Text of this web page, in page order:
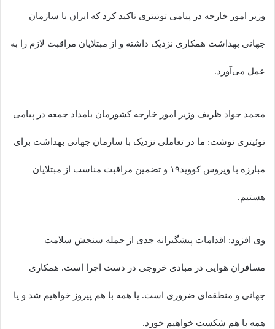
وزیر امور خارجه در پیامی توئیتری تاکید کرد که ایران با سازمان
جهانی بهداشت همکاری نزدیک داشته و از مبتلایان مراقبت لازم را به
عمل می‌آورد.
محمد جواد ظریف وزیر امور خارجه کشورمان بامداد جمعه در پیامی
توئیتری نوشت: ما در تعاملی نزدیک با سازمان جهانی بهداشت برای
مبارزه با ویروس کووید۱۹ و تضمین مراقبت مناسب از مبتلایان
هستیم.
وی افزود: اقدامات پیشگیرانه جدی از جمله سنجش سلامت
مسافران هوایی در مبادی خروجی در دست اجرا است. همکاری
جهانی و منطقه‌ای ضروری است. یا همه با هم پیروز خواهیم شد و یا
همه با هم شکست خواهیم خورد.